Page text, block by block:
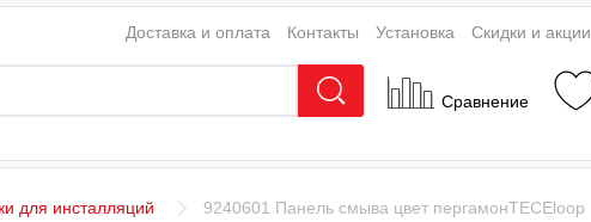
Сравнение
Доставка и оплата Контакты Установка Скидки и акции
для инсталляций 9240601 Панель смыва цвет пергамонTECEloop